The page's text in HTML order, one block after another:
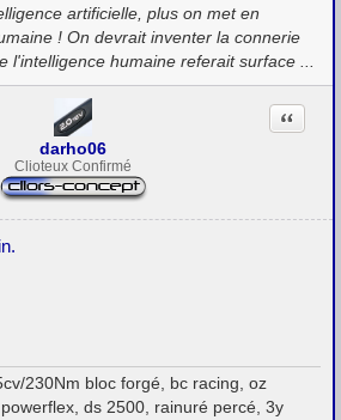
artificielle, plus on met en
! On devrait inventer la connerie
l'intelligence humaine referait surface ...
darho06
Clioteux Confirmé
Citation
230Nm bloc forgé, bc racing, oz
ds 2500, rainuré percé, 3y